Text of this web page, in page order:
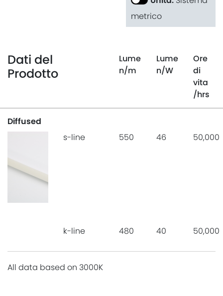
metrico
Dati del
Prodotto
Lume
n/m
Lume
n/W
Ore
di
vita
/hrs
Diffused
s-line
550 46 50,000
k-line 480 40 50,000
All data based on 3000K